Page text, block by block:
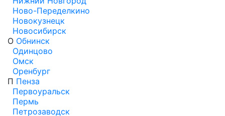
Ново-Переделкино
Новокузнецк
Новосибирск
О Обнинск
Одинцово
Омск
Оренбург
П Пенза
Первоуральск
Пермь
Петрозаводск